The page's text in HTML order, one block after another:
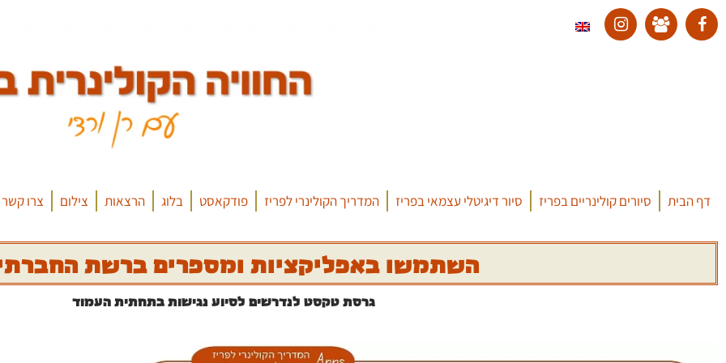
דף הבית סיורים קולינריים בפריז סיור דיגיטלי עצמאי בפריז המדריך הקולינרי לפריז פודקאסט בלוג הרצאות צילום צרו קשר
השתמשו באפליקציות ומספרים ברשת
גרסת טקסט לנדרשים לסיוע נגישות בתחתית העמוד